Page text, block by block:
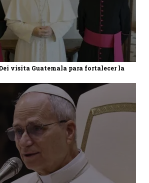
visita Guatemala para fortalecer la